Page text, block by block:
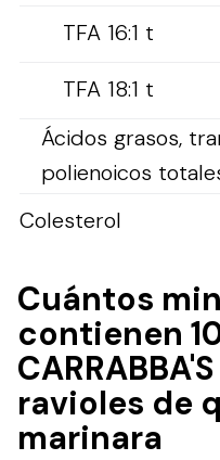
TFA 16:1 t
TFA 18:1 t
Ácidos grasos,
polienoicos
Colesterol
Cuántos
contienen
ravioles de
marinara